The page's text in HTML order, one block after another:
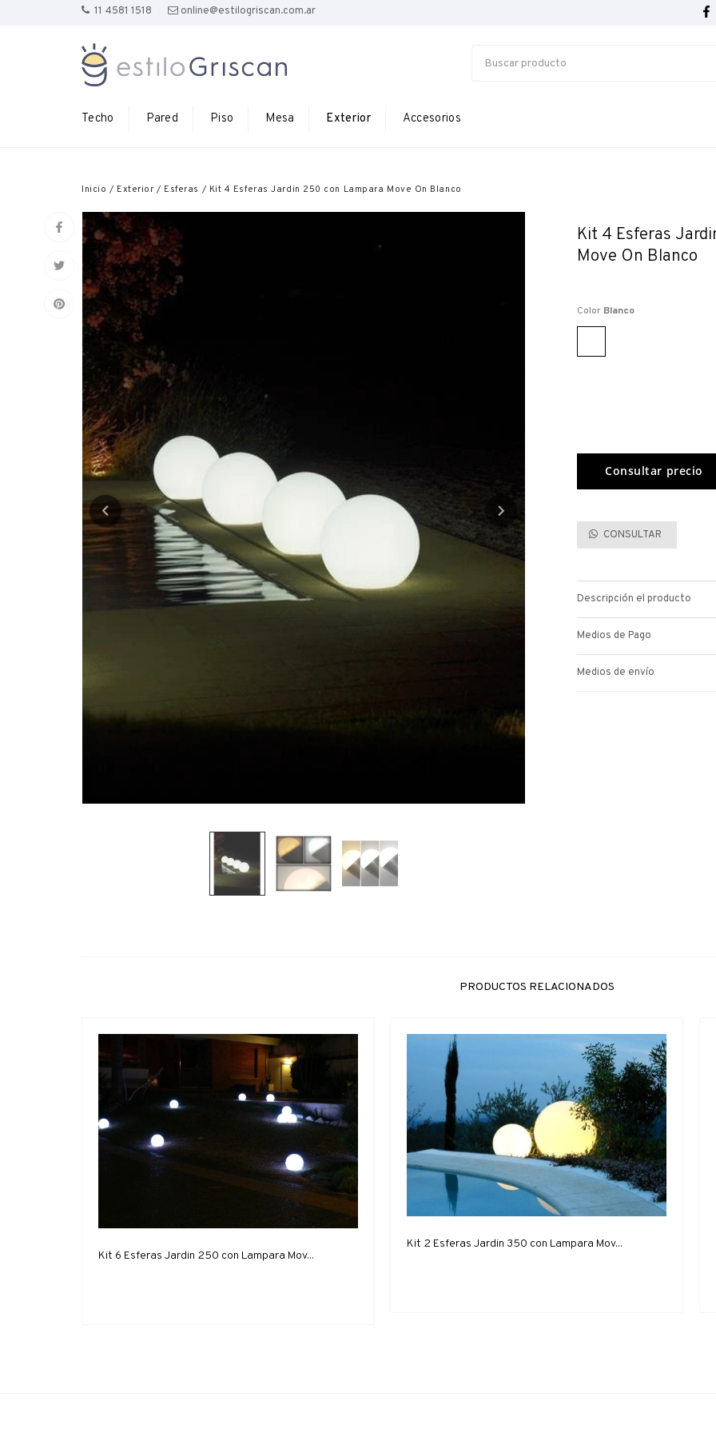
11 4581 1518 online@estilogriscan.com.ar
Techo Pared Piso Mesa Exterior Accesorios
Inicio / Exterior / Esferas / Kit 4 Esferas Jardin 250 con Lampara Move On Blanco
Kit 4 Esferas
Move On Blanco
Color Blanco
CONSULTAR
Descripción el producto
Medios de Pago
Medios de envío
PRODUCTOS RELACIONADOS
Kit 6 Esferas Jardin 250 con Lampara Mov...
Kit 2 Esferas Jardin 350 con Lampara Mov...